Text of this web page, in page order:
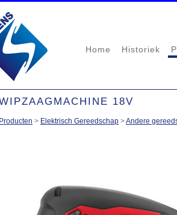
Home Historiek
18V
Producten > Elektrisch Gereedschap >Andere